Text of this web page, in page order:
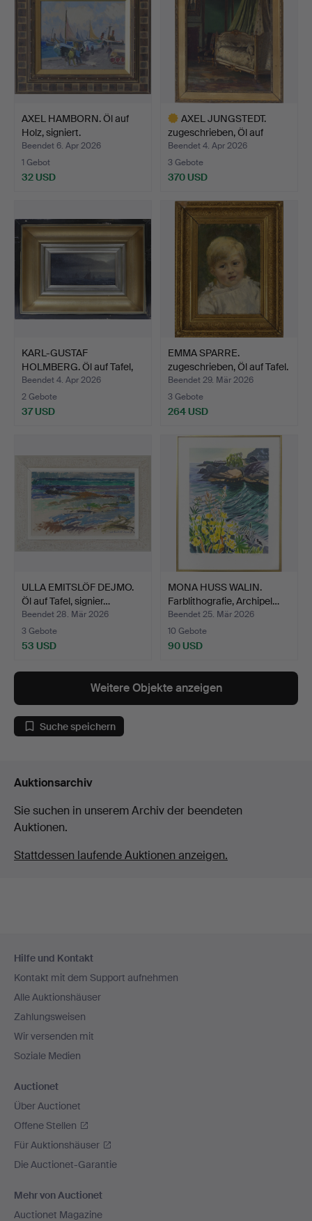
AXEL HAMBORN. Öl auf
Holz, signiert.
Beendet 6. Apr 2026
1 Gebot
32 USD
AXEL JUNGSTEDT.
zugeschrieben, Öl auf
Lein…
Beendet 4. Apr 2026
3 Gebote
370 USD
Objekt
KARL-GUSTAF
HOLMBERG. Öl auf Tafel,
signie…
Beendet 4. Apr 2026
2 Gebote
37 USD
EMMA SPARRE.
zugeschrieben, Öl auf Tafel.
Beendet 29. Mär 2026
3 Gebote
264 USD
ULLA EMITSLÖF DEJMO.
Öl auf Tafel, signier…
Beendet 28. Mär 2026
3 Gebote
53 USD
MONA HUSS WALIN.
Farblithografie, Archipel…
Beendet 25. Mär 2026
10 Gebote
90 USD
Weitere Objekte anzeigen
Suche speichern
Auktionsarchiv
Sie suchen in unserem Archiv der beendeten
Auktionen.
Stattdessen laufende Auktionen anzeigen.
Navigation
Hilfe und Kontakt
Kontakt mit dem Support aufnehmen
Alle Auktionshäuser
Zahlungsweisen
Wir versenden mit
Soziale Medien
Auctionet
Über Auctionet
Offene Stellen
Für Auktionshäuser
Die Auctionet-Garantie
Mehr von Auctionet
Auctionet Magazine